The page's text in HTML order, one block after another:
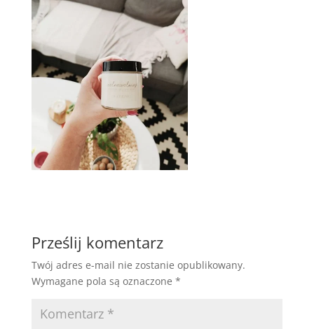
Prześlij komentarz
Twój adres e-mail nie zostanie opublikowany.
Wymagane pola są oznaczone *